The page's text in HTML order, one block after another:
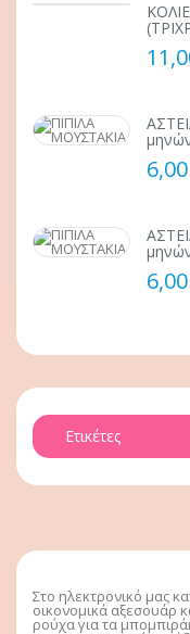
Ετικέτες
Στο ηλεκτρονικό μας
οικονομικά αξεσουάρ
ρούχα για τα